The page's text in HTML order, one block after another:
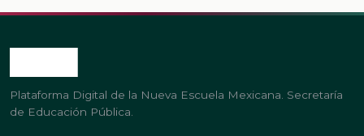
Plataforma Digital de la Nueva Escuela Mexicana. Secretaría
de Educación Pública.